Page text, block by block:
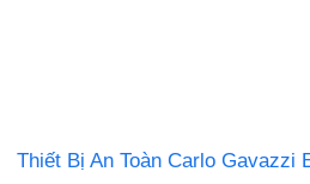
Thiết Bị An Toàn Carlo Gavazzi